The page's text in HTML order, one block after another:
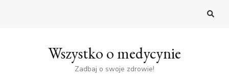
Wszystko o medycynie
Zadbaj o swoje zdrowie!